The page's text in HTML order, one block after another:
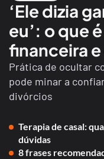
‘Ele dizia
eu’: o que
financeira
Prática de ocultar
pode minar a
divórcios
Terapia de casal:
dúvidas
8 frases